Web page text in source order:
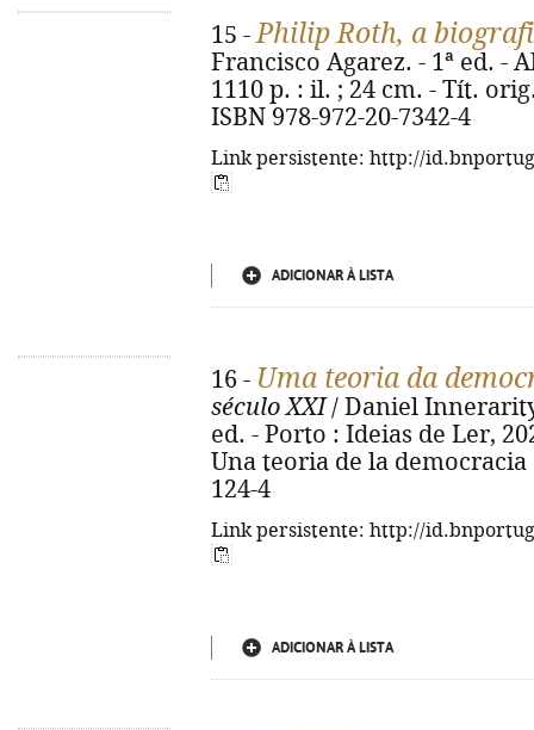
15 -Philip Roth, a
Francisco Agarez. - 1ª ed. -
1110 p. : il. ; 24 cm. - Tít.
ISBN 978-972-20-7342-4
Link persistente: http://
ADICIONAR À LISTA
16 - Uma teoria da
século XXI/ Daniel
ed. - Porto : Ideias de Ler,
Una teoria de la democracia
124-4
Link persistente: http://
ADICIONAR À LISTA